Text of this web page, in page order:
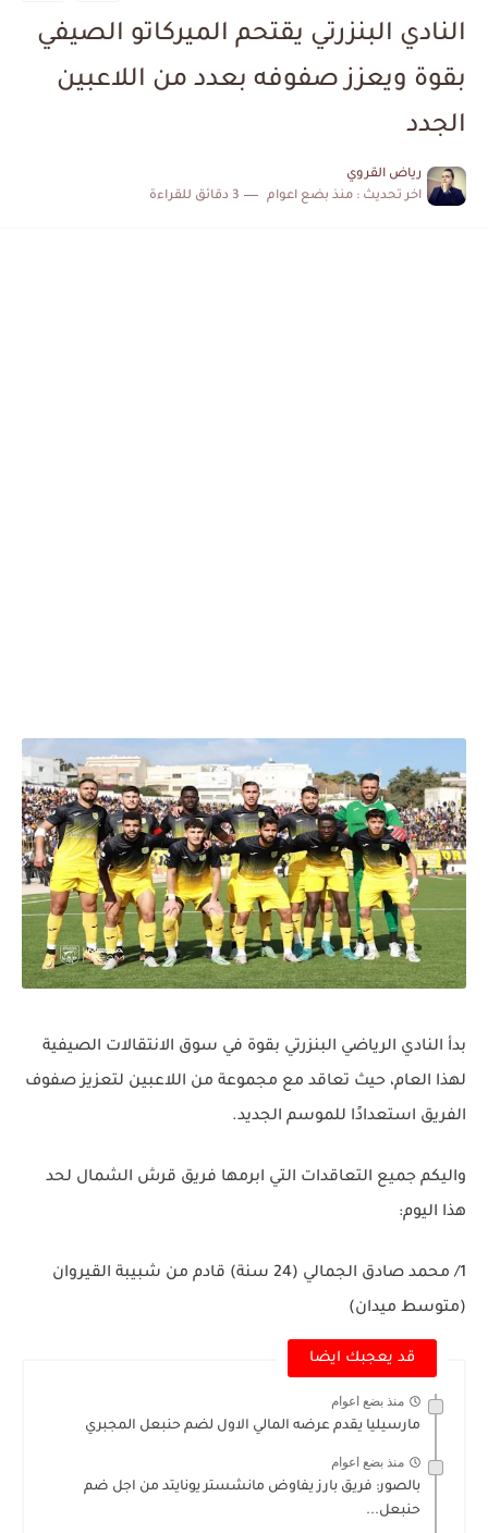
كابتن مانشستر يونايتد يدعم حنبعل المجبري
النادي البنزرتي يقتحم الميركاتو الصيفي
بقوة ويعزز صفوفه بعدد من اللاعبين
الجدد
رياض القروي
اخر تحديث : منذ بضع اعوام 3 دقائق للقراءة
بدأ النادي الرياضي البنزرتي بقوة في سوق الانتقالات الصيفية
لهذا العام، حيث تعاقد مع مجموعة من اللاعبين لتعزيز صفوف
الفريق استعدادًا للموسم الجديد.
واليكم جميع التعاقدات التي ابرمها فريق قرش الشمال لحد
هذا اليوم:
1/ محمد صادق الجمالي (24 سنة) قادم من شبيبة القيروان
(متوسط ميدان)
قد يعجبك ايضا
منذ بضع اعوام
مارسيليا يقدم عرضه المالي الاول لضم حنبعل المجبري
منذ بضع اعوام
بالصور: فريق بارز يفاوض مانشستر يونايتد من اجل ضم
حنبعل...